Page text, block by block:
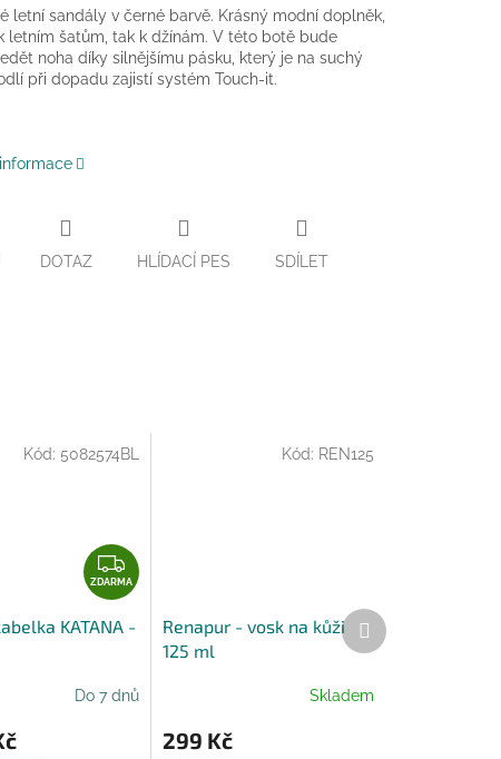
letní sandály v černé barvě. Krásný modní doplněk,
letním šatům, tak k džínám. V této botě bude
noha díky silnějšímu pásku, který je na suchý
při dopadu zajistí systém Touch-it.
DOTAZ HLÍDACÍ PES SDÍLET
Z
D
A
ZDARMA
KATANA -
Do 7 dnů
Kód:5082574BL
Renapur - vosk na kůži
125 ml
Skladem
299 Kč
Kód: REN125
Další
produkt